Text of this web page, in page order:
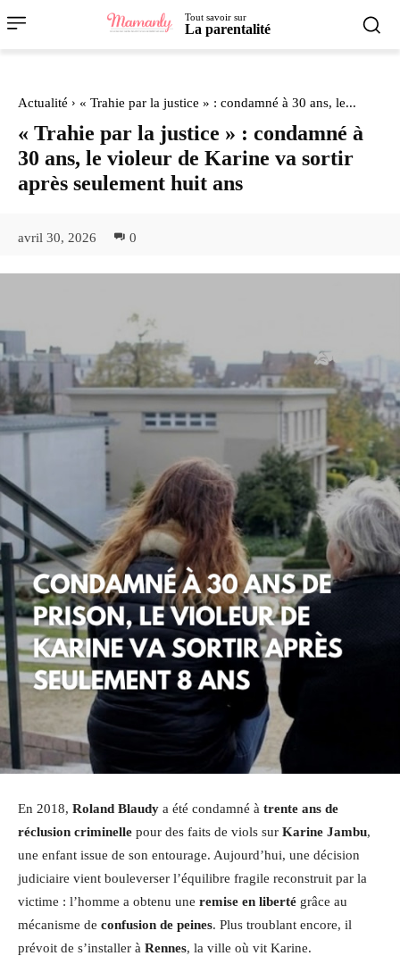
Tout savoir sur
La parentalité
Actualité « Trahie par la justice » : condamné à 30 ans, le...
« Trahie par la justice » : condamné à
30 ans, le violeur de Karine va sortir
après seulement huit ans
avril 30, 2026 0
En 2018, Roland Blaudy a été condamné à trente ans de
réclusion criminelle pour des faits de viols sur Karine Jambu,
une enfant issue de son entourage. Aujourd’hui, une décision
judiciaire vient bouleverser l’équilibre fragile reconstruit par la
victime : l’homme a obtenu une remise en liberté grâce au
mécanisme de confusion de peines. Plus troublant encore, il
prévoit de s’installer à Rennes, la ville où vit Karine.